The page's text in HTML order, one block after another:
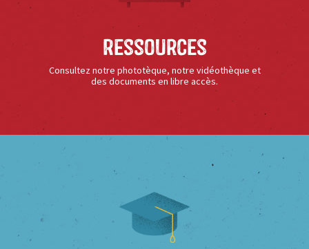
Ressources
Consultez notre phototèque, notre vidéothèque et
des documents en libre accès.